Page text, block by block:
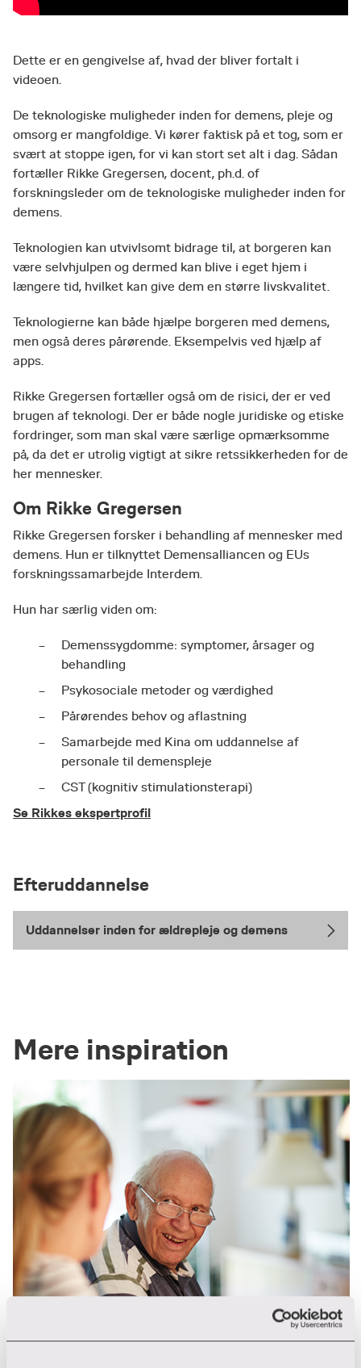
Dette er en gengivelse af, hvad der bliver fortalt i
videoen.
De teknologiske muligheder inden for demens, pleje og
omsorg er mangfoldige. Vi kører faktisk på et tog, som er
svært at stoppe igen, for vi kan stort set alt i dag. Sådan
fortæller Rikke Gregersen, docent, ph.d. of
forskningsleder om de teknologiske muligheder inden for
demens.
Teknologien kan utvivlsomt bidrage til, at borgeren kan
være selvhjulpen og dermed kan blive i eget hjem i
længere tid, hvilket kan give dem en større livskvalitet.
Teknologierne kan både hjælpe borgeren med demens,
men også deres pårørende. Eksempelvis ved hjælp af
apps.
Rikke Gregersen fortæller også om de risici, der er ved
brugen af teknologi. Der er både nogle juridiske og etiske
fordringer, som man skal være særlige opmærksomme
på, da det er utrolig vigtigt at sikre retssikkerheden for de
her mennesker.
Om Rikke Gregersen
Rikke Gregersen forsker i behandling af mennesker med
demens. Hun er tilknyttet Demensalliancen og EUs
forskningssamarbejde Interdem.
Hun har særlig viden om:
Demenssygdomme: symptomer, årsager og
behandling
Psykosociale metoder og værdighed
Pårørendes behov og aflastning
Samarbejde med Kina om uddannelse af
personale til demenspleje
CST (kognitiv stimulationsterapi)
Se Rikkes ekspertprofil
Efteruddannelse
Uddannelser inden for ældrepleje og demens
Mere inspiration